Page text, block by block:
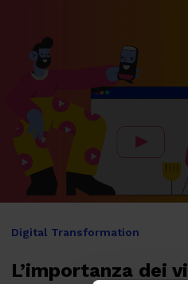
Digital Transformation
L’importanza dei